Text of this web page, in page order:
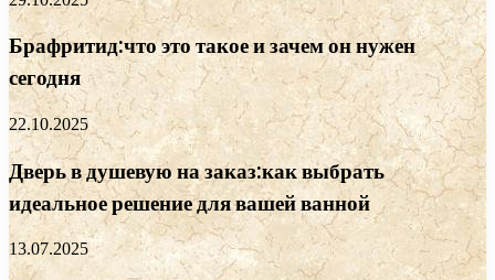
Брафритид:что это такое и зачем он нужен
сегодня
22.10.2025
Дверь в душевую на заказ:как выбрать
идеальное решение для вашей ванной
13.07.2025